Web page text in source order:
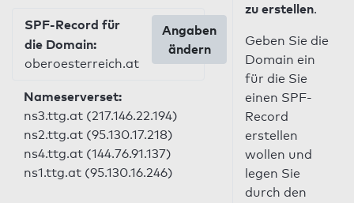
SPF-Record für
die Domain:
oberoesterreich.at
Angaben
ändern
Nameserverset:
ns3.ttg.at (217.146.22.194)
ns2.ttg.at (95.130.17.218)
ns4.ttg.at (144.76.91.137)
ns1.ttg.at (95.130.16.246)
zu erstellen.
Geben Sie die
Domain ein
für die Sie
einen SPF-
Record
erstellen
wollen und
legen Sie
durch den